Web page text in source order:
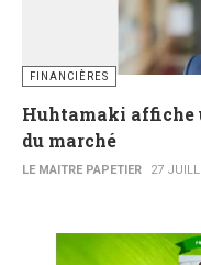
FINANCIÈRES
Huhtamaki affiche
du marché
LE MAITRE PAPETIER 27